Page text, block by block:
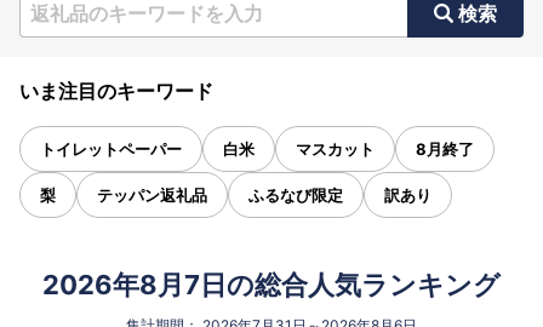
検索
いま注目のキーワード
トイレットペーパー 白米 マスカット 8月終了
梨 テッパン返礼品 ふるなび限定 訳あり
2026年8月7日の総合人気ランキング